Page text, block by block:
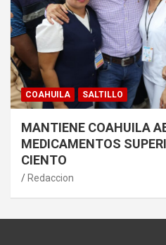
COAHUILA SALTILLO
MANTIENE COAHUILA
MEDICAMENTOS
CIENTO
Redaccion